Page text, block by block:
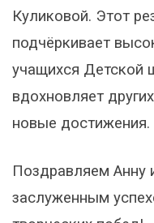
Куликовой. Этот
подчёркивает
учащихся Детской
вдохновляет
новые достижения.
Поздравляем Анну
заслуженным